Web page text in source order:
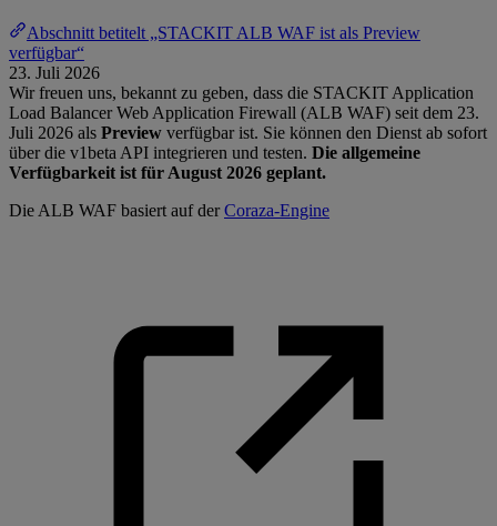
Abschnitt betitelt „STACKIT ALB WAF ist als Preview
verfügbar“
23. Juli 2026
Wir freuen uns, bekannt zu geben, dass die STACKIT Application
Load Balancer Web Application Firewall (ALB WAF) seit dem 23.
Juli 2026 als Preview verfügbar ist. Sie können den Dienst ab sofort
über die v1beta API integrieren und testen. Die allgemeine
Verfügbarkeit ist für August 2026 geplant.
Die ALB WAF basiert auf derCoraza-Engine